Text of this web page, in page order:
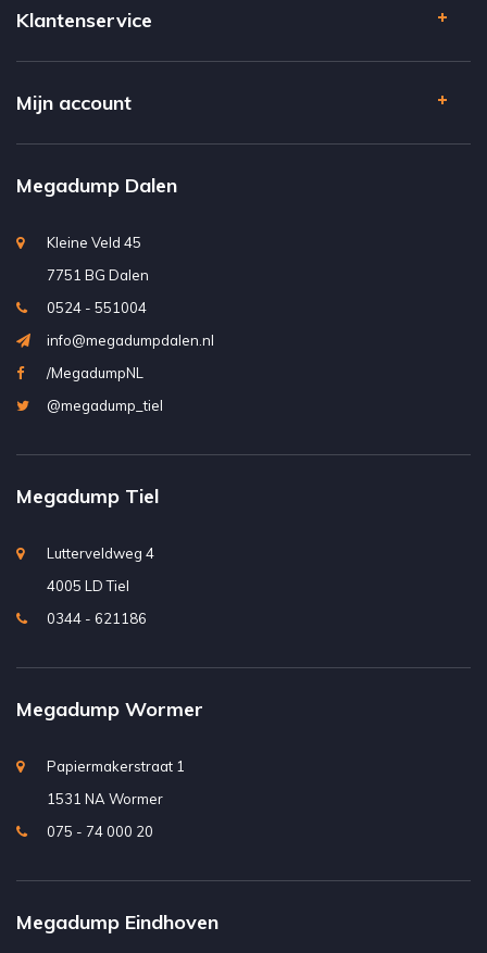
Klantenservice
Mijn account
Megadump Dalen
Kleine Veld 45
7751 BG Dalen
0524 - 551004
info@megadumpdalen.nl
/MegadumpNL
@megadump_tiel
Megadump Tiel
Lutterveldweg 4
4005 LD Tiel
0344 - 621186
Megadump Wormer
Papiermakerstraat 1
1531 NA Wormer
075 - 74 000 20
Megadump Eindhoven